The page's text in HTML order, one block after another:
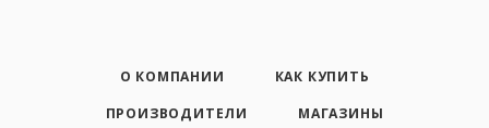
О КОМПАНИИ
КАК КУПИТЬ
ПРОИЗВОДИТЕЛИ
МАГАЗИНЫ